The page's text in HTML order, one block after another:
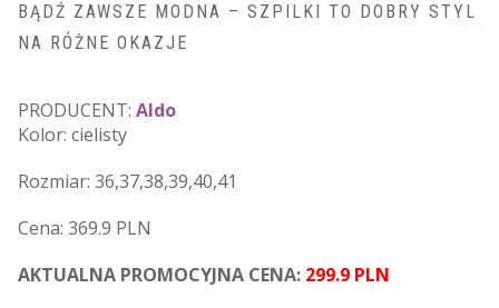
BĄDŹ ZAWSZE MODNA – SZPILKI TO DOBRY STYL
NA RÓŻNE OKAZJE
PRODUCENT: Aldo
Kolor: cielisty
Rozmiar: 36,37,38,39,40,41
Cena: 369.9 PLN
AKTUALNA PROMOCYJNA CENA: 299.9 PLN